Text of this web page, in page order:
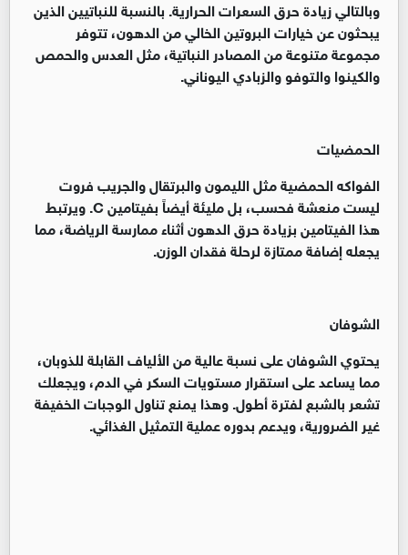
وبالتالي زيادة حرق السعرات الحرارية. بالنسبة للنباتيين الذين
يبحثون عن خيارات البروتين الخالي من الدهون، تتوفر
مجموعة متنوعة من المصادر النباتية، مثل العدس والحمص
والكينوا والتوفو والزبادي اليوناني.
​الحمضيات
الفواكه الحمضية مثل الليمون والبرتقال والجريب فروت
ليست منعشة فحسب، بل مليئة أيضاً بفيتامين C. ويرتبط
هذا الفيتامين بزيادة حرق الدهون أثناء ممارسة الرياضة، مما
يجعله إضافة ممتازة لرحلة فقدان الوزن.
الشوفان
يحتوي الشوفان على نسبة عالية من الألياف القابلة للذوبان،
مما يساعد على استقرار مستويات السكر في الدم، ويجعلك
تشعر بالشبع لفترة أطول. وهذا يمنع تناول الوجبات الخفيفة
غير الضرورية، ويدعم بدوره عملية التمثيل الغذائي.